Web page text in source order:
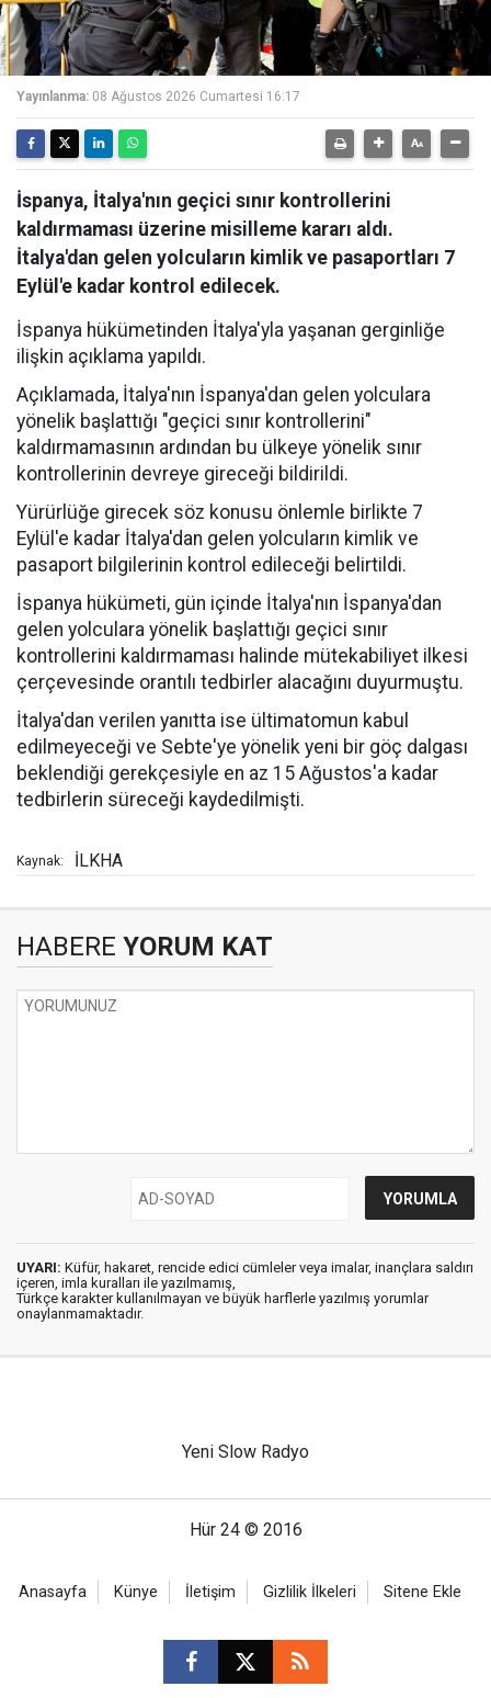
Yayınlanma: 08 Ağustos 2026 Cumartesi 16:17
İspanya, İtalya'nın geçici sınır kontrollerini
kaldırmaması üzerine misilleme kararı aldı.
İtalya'dan gelen yolcuların kimlik ve pasaportları 7
Eylül'e kadar kontrol edilecek.
İspanya hükümetinden İtalya'yla yaşanan gerginliğe
ilişkin açıklama yapıldı.
Açıklamada, İtalya'nın İspanya'dan gelen yolculara
yönelik başlattığı "geçici sınır kontrollerini"
kaldırmamasının ardından bu ülkeye yönelik sınır
kontrollerinin devreye gireceği bildirildi.
Yürürlüğe girecek söz konusu önlemle birlikte 7
Eylül'e kadar İtalya'dan gelen yolcuların kimlik ve
pasaport bilgilerinin kontrol edileceği belirtildi.
İspanya hükümeti, gün içinde İtalya'nın İspanya'dan
gelen yolculara yönelik başlattığı geçici sınır
kontrollerini kaldırmaması halinde mütekabiliyet ilkesi
çerçevesinde orantılı tedbirler alacağını duyurmuştu.
İtalya'dan verilen yanıtta ise ültimatomun kabul
edilmeyeceği ve Sebte'ye yönelik yeni bir göç dalgası
beklendiği gerekçesiyle en az 15 Ağustos'a kadar
tedbirlerin süreceği kaydedilmişti.
Kaynak: İLKHA
HABERE YORUM KAT
UYARI: Küfür, hakaret, rencide edici cümleler veya imalar, inançlara saldırı
içeren, imla kuralları ile yazılmamış,
Türkçe karakter kullanılmayan ve büyük harflerle yazılmış yorumlar
onaylanmamaktadır.
Yeni Slow Radyo
Hür 24 © 2016
Anasayfa Künye İletişim Gizlilik İlkeleri Sitene Ekle